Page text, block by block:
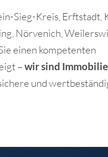
Sieg-Kreis, Erftstadt,
Nörvenich,
einen kompetenten
–wir sind
und